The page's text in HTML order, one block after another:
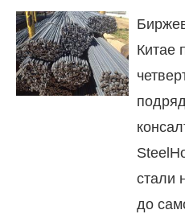
Китае
стали
до